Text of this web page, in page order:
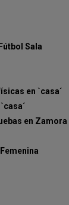
Sala
en `casa´
en Zamora